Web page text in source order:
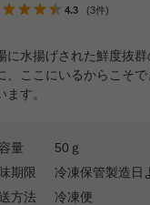
4.3 (3件)
に水揚げされた鮮度抜
、ここにいるからこそ
ます。
量
50ｇ
期限
冷凍保管製造日
方法
冷凍便